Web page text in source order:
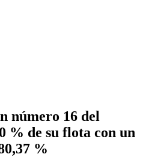
número 16 del
% de su flota con un
%